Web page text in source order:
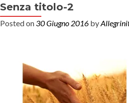
Senza titolo-2
Posted on30 Giugno 2016 by